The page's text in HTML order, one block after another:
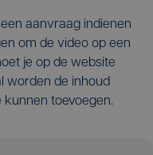
aanvraag indienen
om de video op een
je op de website
worden de inhoud
kunnen toevoegen.